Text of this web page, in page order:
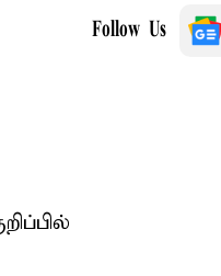
Follow Us